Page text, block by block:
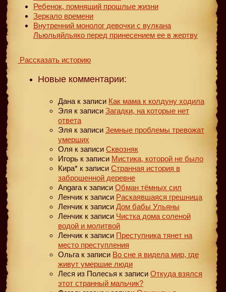
Ребенок, помнящий прошлые жизни
Зеркало времени
Внутренний монолог девочки с вулкана
Льюльяйльяко перед принесением ее в жертву
Рассказать историю
Новые комментарии:
Дана к записи Как мама к колдуну ходила
Эля к записи Загадки, на которые нет
ответа
Эля к записи Земные проблемы тревожат
умерших
Оля к записи Сквозняк
Игорь к записи Мистика, которой не было
Кира* к записи Странная история в
заброшенной деревне
Angara к записи Обман тёмных сил
Ленчик к записи Раскаявшаяся грешница
Ленчик к записи Дом бабы Ульяны
Ленчик к записи Чистка дома соленой
водой и молитвой
Ленчик к записи Преступника тянет на
место преступления
Ольга к записи Во сне я видела мир, где
живут умершие люди
Леся из Полесья к записи Откуда взялся
этот странный мальчик?